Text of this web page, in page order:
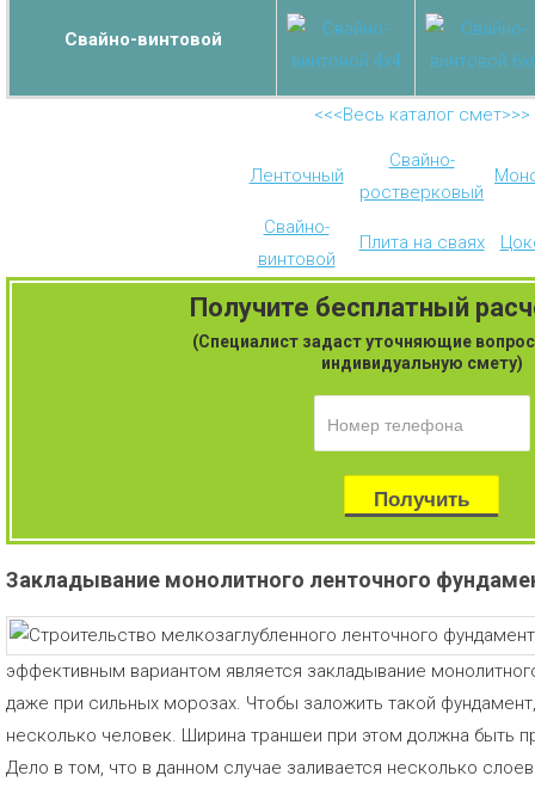
Свайно-винтовой
<<<Весь каталог смет>>>
Ленточный
Свайно-
ростверковый
Свайно-
винтовой
Плита на сваях
Получите бесплатный
(Специалист задаст уточняющие
индивидуальную смету)
Закладывание монолитного ленточного
эффективным вариантом является закладывание
даже при сильных морозах. Чтобы заложить такой
несколько человек. Ширина траншеи при этом должна быть
Дело в том, что в данном случае заливается несколько